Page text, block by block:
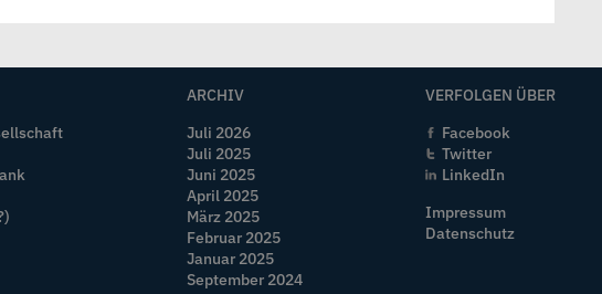
ARCHIV
Juli 2026
Juli 2025
Juni 2025
April 2025
März 2025
Februar 2025
Januar 2025
September 2024
VERFOLGEN ÜBER
Facebook
Twitter
LinkedIn
Impressum
Datenschutz